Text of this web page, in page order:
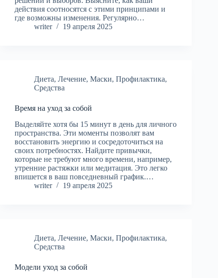
действия соотносятся с этими принципами и
где возможны изменения. Регулярно…
writer
19 апреля 2025
Диета, Лечение, Маски, Профилактика,
Средства
Время на уход за собой
Выделяйте хотя бы 15 минут в день для личного
пространства. Эти моменты позволят вам
восстановить энергию и сосредоточиться на
своих потребностях. Найдите привычки,
которые не требуют много времени, например,
утренние растяжки или медитация. Это легко
впишется в ваш повседневный график.…
writer
19 апреля 2025
Диета, Лечение, Маски, Профилактика,
Средства
Модели уход за собой